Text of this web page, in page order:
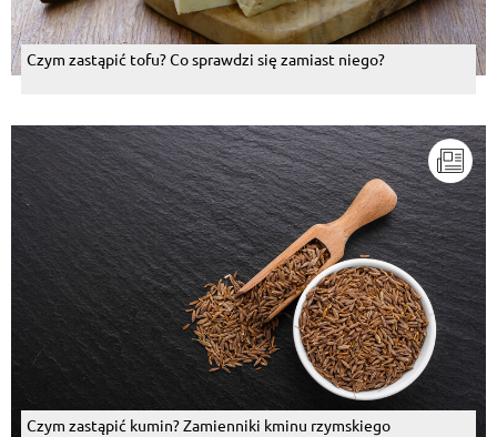
Czym zastąpić tofu? Co sprawdzi się zamiast niego?
Czym zastąpić kumin? Zamienniki kminu rzymskiego